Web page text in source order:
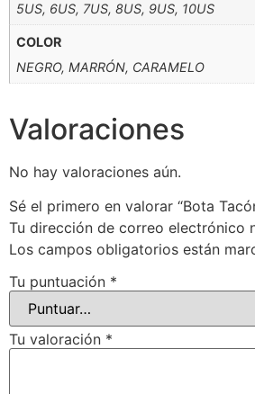
5US, 6US, 7US, 8US, 9US, 10US
COLOR
NEGRO, MARRÓN, CARAMELO
Valoraciones
No hay valoraciones aún.
Sé el primero en valorar “Bota
Tu dirección de correo electrónico
Los campos obligatorios están
Tu puntuación *
Tu valoración *